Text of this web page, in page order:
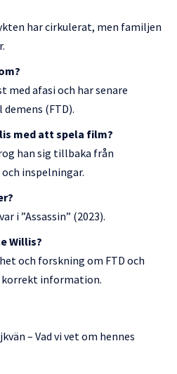
har cirkulerat, men familjen
med afasi och har senare
(FTD).
med att spela film?
han sig tillbaka från
inspelningar.
i ”Assassin” (2023).
Willis?
och forskning om FTD och
information.
– Vad vi vet om hennes